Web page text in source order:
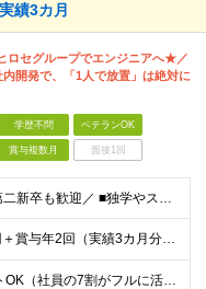
績3カ月
ロセグループでエンジニアへ★／
開発で、「1人で放置」は絶対に
学歴不問 ベテランOK
賞与複数月 面接1回
＼実務未経験OK！第二新卒も歓迎／ ■独学やスクール・職業訓練校等でプログラミングに触れている方 ■学歴不問 └まずはお会いするスタイルです！ 建設業界のコンサルタントなど、異業種の先輩も活躍中！
月給24万円～25万円＋賞与年2回（実績3カ月分）＋住宅・家族手当 ※経験・年齢・能力を考慮し、当社規定により決定します。 ※試用期間3カ月（給与、待遇に差異はありません） ※残業代は全額支給いたしま
★週3日までリモートOK（社員の7割がフルに活用中！） ★駅チカで通勤快適！ ★遠方からのUIターンも歓迎！ ■東京本社 東京都台東区上野6丁目16番地22号 上野TGビル4階 ～アクセス～ ■各